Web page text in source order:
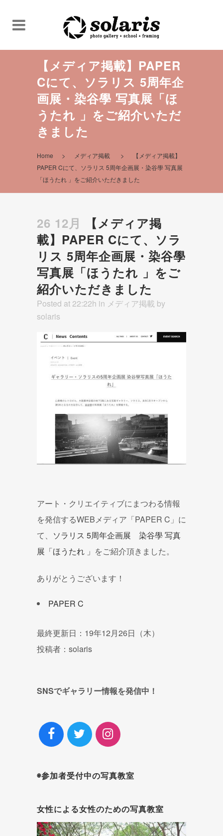
【メディア掲載】PAPER
Cにて、ソラリス 5周年企
画展・染谷學 写真展「ほ
うたれ 」をご紹介いただ
きました
Home > メディア掲載 >
【メディア掲載】
PAPER Cにて、ソラリス 5周年企画展・染谷學 写真展
「ほうたれ 」をご紹介いただきました
26 12月
【メディア掲
載】PAPER Cにて、ソラ
リス 5周年企画展・染谷學
写真展「ほうたれ 」をご
紹介いただきました
Posted at 22:22h in メディア掲載 by
solaris
アート・クリエイティブにまつわる情報
を発信するWEBメディア「PAPER C」に
て、 ソラリス 5周年企画展 染谷學 写真
展「ほうたれ 」 をご紹介頂きました。
ありがとうございます！
PAPER C
最終更新日：19年12月26日（木）
投稿者：solaris
SNSでギャラリー情報を発信中！
◉参加者受付中の写真教室
女性による女性のための写真教室